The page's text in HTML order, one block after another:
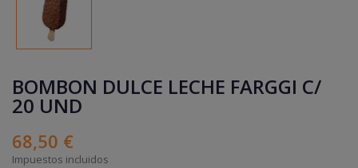
BOMBON DULCE LECHE FARGGI C/
20 UND
68,50 €
Impuestos incluidos